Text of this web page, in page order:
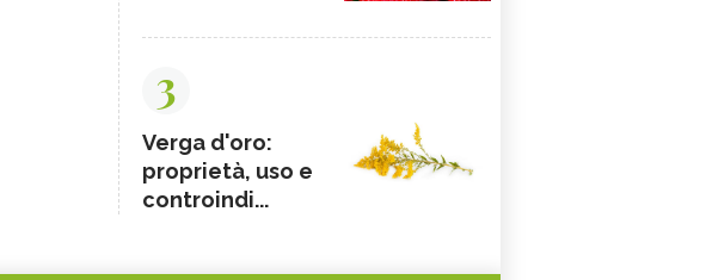
3
Verga d'oro:
proprietà, uso e
controindi...